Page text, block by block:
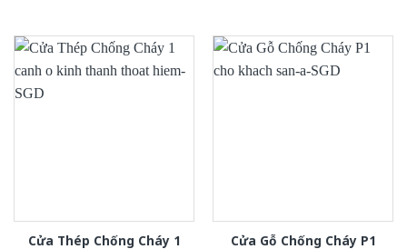
Cửa Thép Chống Cháy 1
Cửa Gỗ Chống Cháy P1